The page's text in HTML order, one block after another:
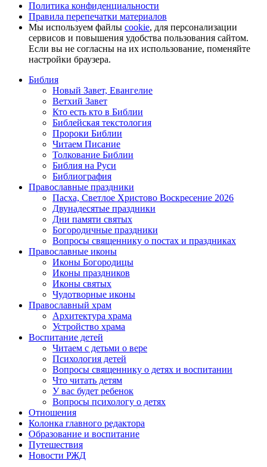
Политика конфиденциальности
Правила перепечатки материалов
Мы используем файлы cookie, для персонализации
сервисов и повышения удобства пользования сайтом.
Если вы не согласны на их использование, поменяйте
настройки браузера.
Библия
Новый Завет, Евангелие
Ветхий Завет
Кто есть кто в Библии
Библейская текстология
Пророки Библии
Читаем Писание
Толкование Библии
Библия на Руси
Библиография
Православные праздники
Пасха, Светлое Христово Воскресение 2026
Двунадесятые праздники
Дни памяти святых
Богородичные праздники
Вопросы священнику о постах и праздниках
Православные иконы
Иконы Богородицы
Иконы праздников
Иконы святых
Чудотворные иконы
Православный храм
Архитектура храма
Устройство храма
Воспитание детей
Читаем с детьми о вере
Психология детей
Вопросы священнику о детях и воспитании
Что читать детям
У вас будет ребенок
Вопросы психологу о детях
Отношения
Колонка главного редактора
Образование и воспитание
Путешествия
Новости РЖД